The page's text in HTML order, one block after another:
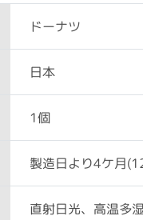
ドーナツ
日本
1個
製造日より4ケ月
直射日光、高温多